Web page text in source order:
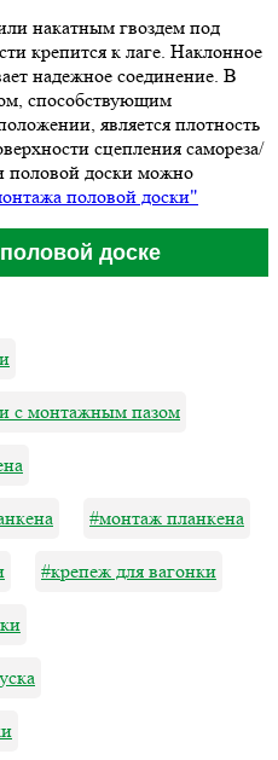
накатным гвоздем под
крепится к лаге. Наклонное
надежное соединение. В
способствующим
является плотность
сцепления самореза/
половой доски можно
половой доски"
с монтажным пазом
#монтаж планкена
#крепеж для вагонки